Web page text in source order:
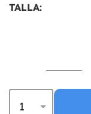
TALLA: